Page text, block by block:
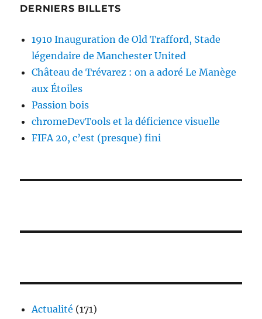
DERNIERS BILLETS
1910 Inauguration de Old Trafford, Stade
légendaire de Manchester United
Château de Trévarez : on a adoré Le Manège
aux Étoiles
Passion bois
chromeDevTools et la déficience visuelle
FIFA 20, c’est (presque) fini
Actualité (171)